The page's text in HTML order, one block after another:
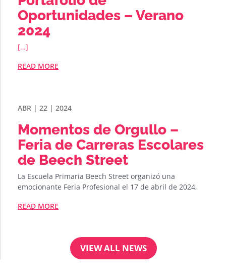
Oportunidades – Verano
2024
[…]
READ MORE
ABR | 22 | 2024
Momentos de Orgullo –
Feria de Carreras Escolares
de Beech Street
La Escuela Primaria Beech Street organizó una
emocionante Feria Profesional el 17 de abril de 2024,
READ MORE
VIEW ALL NEWS